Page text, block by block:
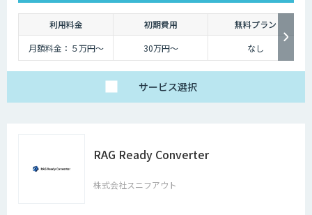
利用料金 初期費用
無料プラン
月額料金：５万円〜
30万円〜 なし
サービス選択
RAG Ready Converter
株式会社スニフアウト